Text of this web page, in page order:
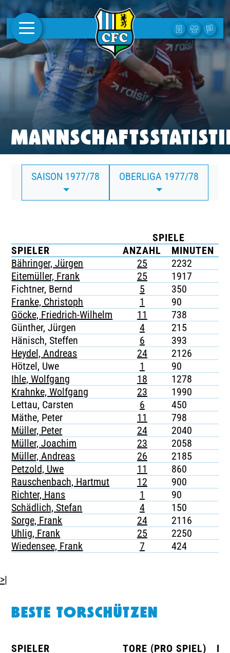
AKTUELLES
1. MANNSCHAFT
FRAUEN
CAMPUS
CLUB
CLUBMITGLIEDSCHAFT
BUSINESS
TICKETING
SAISON 1977/78 OBERLIGA 1977/78
SPIELE
SPIELER
ANZAHL MINUTEN
Bähringer, Jürgen
25 2232
Eitemüller, Frank
25 1917
Fichtner, Bernd
5 350
Franke, Christoph
1 90
Göcke, Friedrich-Wilhelm
11 738
Günther, Jürgen
4 215
Hänisch, Steffen
6 393
Heydel, Andreas
24 2126
Hötzel, Uwe
1 90
Ihle, Wolfgang
18 1278
Krahnke, Wolfgang
23 1990
Lettau, Carsten
6 450
Mäthe, Peter
11 798
Müller, Peter
24 2040
Müller, Joachim
23 2058
Müller, Andreas
26 2185
Petzold, Uwe
11 860
Rauschenbach, Hartmut
12 900
Richter, Hans
1 90
Schädlich, Stefan
4 150
Sorge, Frank
24 2116
Uhlig, Frank
25 2250
Wiedensee, Frank
7 424
>|
BESTE TORSCHÜTZEN
SPIELER TORE (PRO SPIEL)